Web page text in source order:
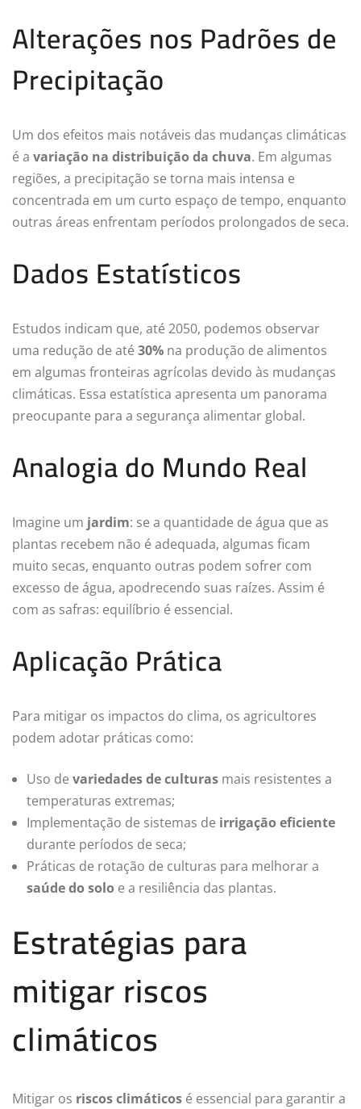
Alterações nos Padrões de
Precipitação
Um dos efeitos mais notáveis das mudanças climáticas
é a variação na distribuição da chuva. Em algumas
regiões, a precipitação se torna mais intensa e
concentrada em um curto espaço de tempo, enquanto
outras áreas enfrentam períodos prolongados de seca.
Dados Estatísticos
Estudos indicam que, até 2050, podemos observar
uma redução de até 30% na produção de alimentos
em algumas fronteiras agrícolas devido às mudanças
climáticas. Essa estatística apresenta um panorama
preocupante para a segurança alimentar global.
Analogia do Mundo Real
Imagine um jardim: se a quantidade de água que as
plantas recebem não é adequada, algumas ficam
muito secas, enquanto outras podem sofrer com
excesso de água, apodrecendo suas raízes. Assim é
com as safras: equilíbrio é essencial.
Aplicação Prática
Para mitigar os impactos do clima, os agricultores
podem adotar práticas como:
Uso de variedades de culturas mais resistentes a
temperaturas extremas;
Implementação de sistemas de irrigação eficiente
durante períodos de seca;
Práticas de rotação de culturas para melhorar a
saúde do solo e a resiliência das plantas.
Estratégias para
mitigar riscos
climáticos
Mitigar os riscos climáticos é essencial para garantir a